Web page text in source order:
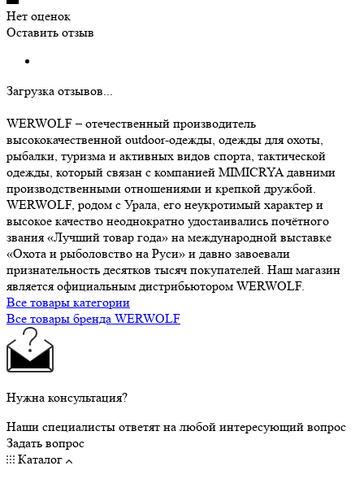
Нет оценок
Оставить отзыв
Загрузка отзывов...
WERWOLF – отечественный производитель
высококачественной outdoor-одежды, одежды для охоты,
рыбалки, туризма и активных видов спорта, тактической
одежды, который связан с компанией MIMICRYA давними
производственными отношениями и крепкой дружбой.
WERWOLF, родом с Урала, его неукротимый характер и
высокое качество неоднократно удостаивались почётного
звания «Лучший товар года» на международной выставке
«Охота и рыболовство на Руси» и давно завоевали
признательность десятков тысяч покупателей. Наш магазин
является официальным дистрибьютором WERWOLF.
Все товары категории
Все товары бренда WERWOLF
Нужна консультация?
Наши специалисты ответят на любой интересующий вопрос
Задать вопрос
Каталог